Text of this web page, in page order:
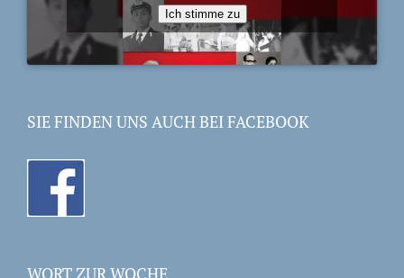
Ich stimme zu
SIE FINDEN UNS AUCH BEI FACEBOOK
WORT ZUR WOCHE